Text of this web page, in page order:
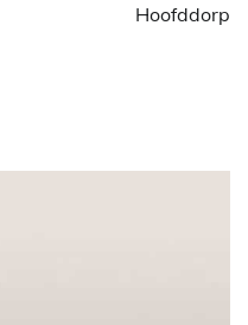
Hoofddorp